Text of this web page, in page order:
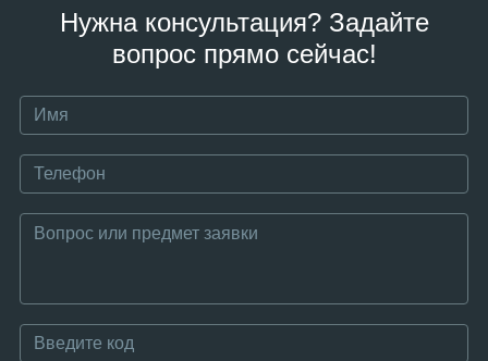
Нужна консультация? Задайте
вопрос прямо сейчас!